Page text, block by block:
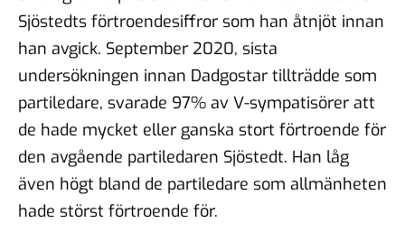
Sjöstedts förtroendesiffror som han åtnjöt innan
han avgick. September 2020, sista
undersökningen innan Dadgostar tillträdde som
partiledare, svarade 97% av V-sympatisörer att
de hade mycket eller ganska stort förtroende för
den avgående partiledaren Sjöstedt. Han låg
även högt bland de partiledare som allmänheten
hade störst förtroende för.